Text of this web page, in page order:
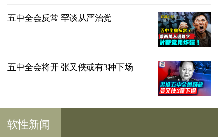
五中全会反常 罕谈从严治党
五中全会将开 张又侠或有3种下场
软性新闻